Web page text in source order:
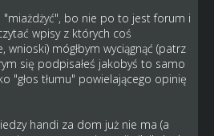
"miażdżyć", bo nie po to jest forum i
wpisy z których coś
wnioski) mógłbym wyciągnąć (patrz
się podpisałeś jakobyś to samo
"głos tłumu" powielającego opinię
handi za dom już nie ma (a